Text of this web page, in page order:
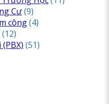
Cư(9)
công(4)
(12)
(PBX) (51)